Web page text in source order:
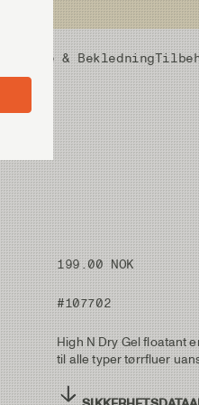
Vadere & Bekledning
199.00 NOK
#107702
High N Dry Gel floatant
til alle typer tørrfluer